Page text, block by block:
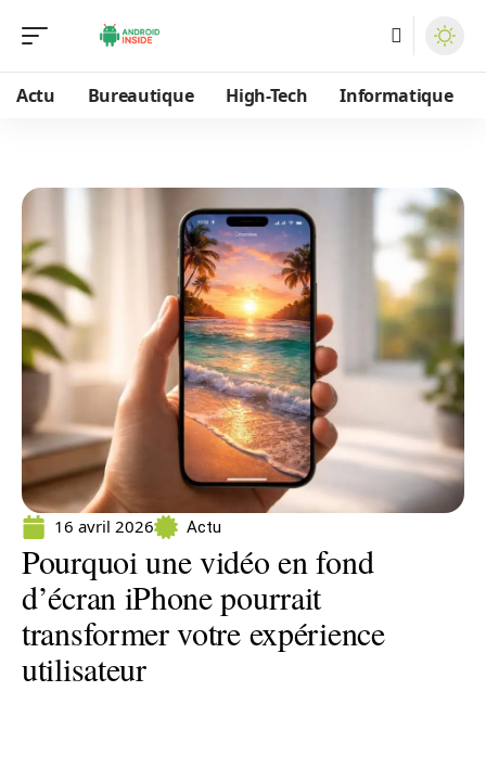
Actu Bureautique High-Tech Informatique
16 avril 2026 Actu
Pourquoi une vidéo en fond
d’écran iPhone pourrait
transformer votre expérience
utilisateur